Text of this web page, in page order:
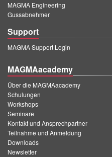
MAGMA Engineering
Gussabnehmer
Support
MAGMA Support Login
MAGMAacademy
Über die MAGMAacademy
Schulungen
Workshops
Seminare
Kontakt und Ansprechpartner
Teilnahme und Anmeldung
Downloads
Newsletter